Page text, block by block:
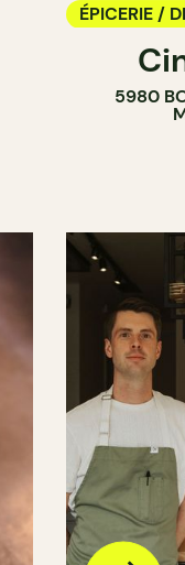
ÉPICERIE /
COMPTOIR
CAVISTE
5980